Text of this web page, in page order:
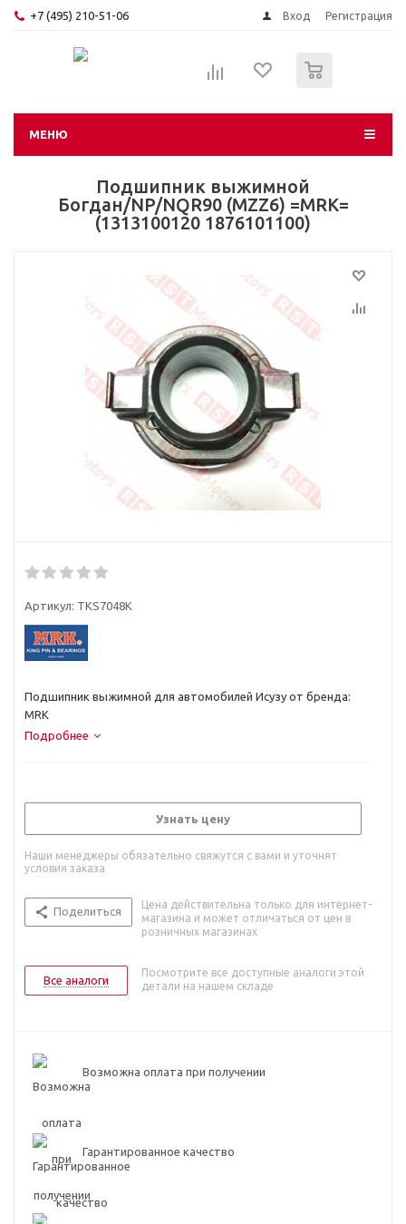
+7 (495) 210-51-06 Вход Регистрация
МЕНЮ
Подшипник выжимной
Богдан/NP/NQR90 (MZZ6) =MRK=
(1313100120 1876101100)
Артикул: TKS7048K
Подшипник выжимной для автомобилей Исузу от бренда:
MRK
Подробнее
Узнать цену
Наши менеджеры обязательно свяжутся с вами и уточнят
условия заказа
Поделиться
Цена действительна только для интернет-
магазина и может отличаться от цен в
розничных магазинах
Все аналоги
Посмотрите все доступные аналоги этой
детали на нашем складе
Возможна оплата при получении
Гарантированное качество